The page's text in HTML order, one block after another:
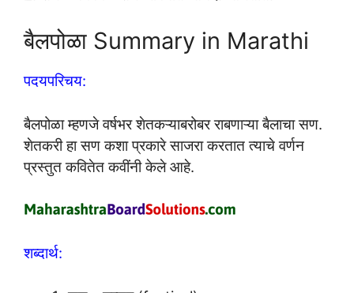
बैलपोळा Summary in Marathi
पदयपरिचय:
बैलपोळा म्हणजे वर्षभर शेतकऱ्याबरोबर राबणाऱ्या बैलाचा सण.
शेतकरी हा सण कशा प्रकारे साजरा करतात त्याचे वर्णन
प्रस्तुत कवितेत कवींनी केले आहे.
शब्दार्थ: